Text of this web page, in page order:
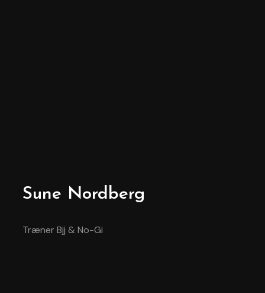
Sune Nordberg
Træner Bjj & No-Gi